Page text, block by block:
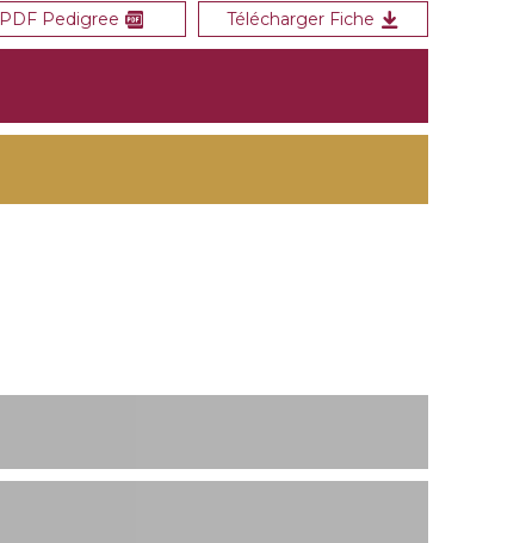
PDF Pedigree Télécharger Fiche